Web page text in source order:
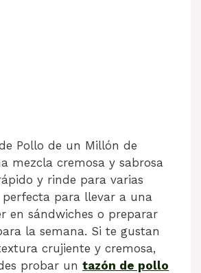
Pollo de un Millón de
mezcla cremosa y sabrosa
y rinde para varias
perfecta para llevar a una
en sándwiches o preparar
la semana. Si te gustan
crujiente y cremosa,
probar un tazón de pollo